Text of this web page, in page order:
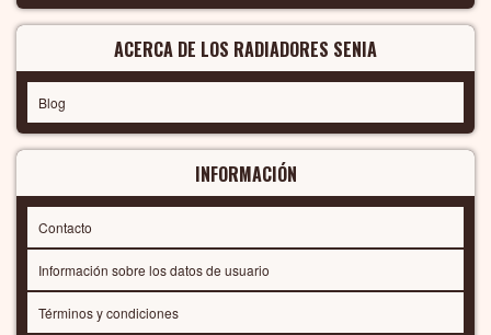
ACERCA DE LOS RADIADORES SENIA
Blog
INFORMACIÓN
Contacto
Información sobre los datos de usuario
Términos y condiciones